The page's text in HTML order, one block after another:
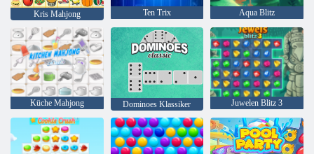
Kris Mahjong Ten Trix Aqua Blitz
Küche Mahjong Dominoes Klassiker Juwelen Blitz 3